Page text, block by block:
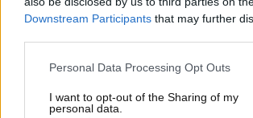
Downstream Participants that may further
Personal Data Processing Opt Outs
I want to opt-out of the Sharing of my
personal data.
procedimento da
La gomma, con il passare del tempo e
chilometri percorsi, tende
l’aderenza sull’asfalto. Ecco, dunque,